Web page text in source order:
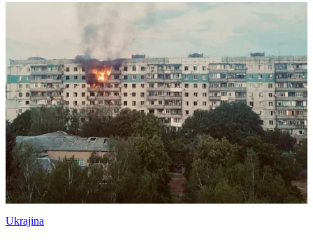
Ukrajina